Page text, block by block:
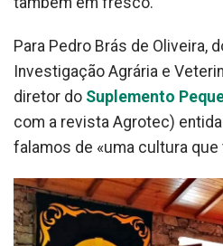
Para Pedro Brás de Oliveira,
Investigação Agrária e
diretor do Suplemento
com a revista Agrotec)
falamos de «uma cultura que